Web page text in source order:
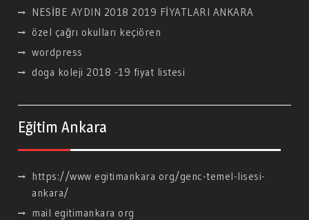
NESİBE AYDIN 2018 2019 FİYATLARI ANKARA
özel çağrı okulları keçiören
wordpress
doga koleji 2018 -19 fiyat listesi
Eğitim Ankara
https://www egitimankara org/genc-temel-lisesi-
ankara/
mail egitimankara org